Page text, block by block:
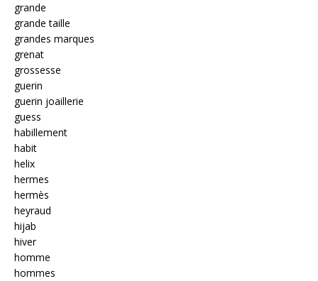
grande
grande taille
grandes marques
grenat
grossesse
guerin
guerin joaillerie
guess
habillement
habit
helix
hermes
hermès
heyraud
hijab
hiver
homme
hommes